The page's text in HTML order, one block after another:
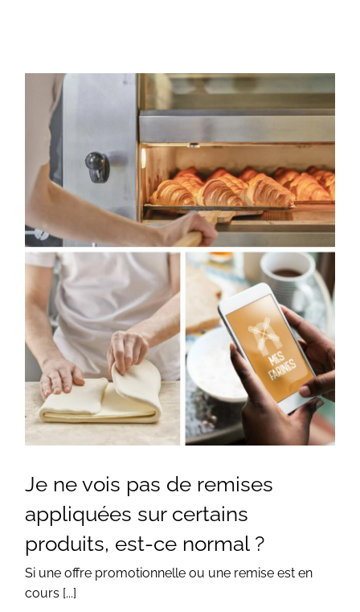
Je ne vois pas de remises
appliquées sur certains
produits, est-ce normal ?
Si une offre promotionnelle ou une remise est en
cours [...]